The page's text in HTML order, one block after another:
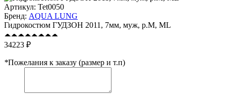
Артикул: Tet0050
Бренд: AQUA LUNG
Гидрокостюм ГУДЗОН 2011, 7мм, муж, р.M, ML
34223 ₽
*Пожелания к заказу (размер и т.п)